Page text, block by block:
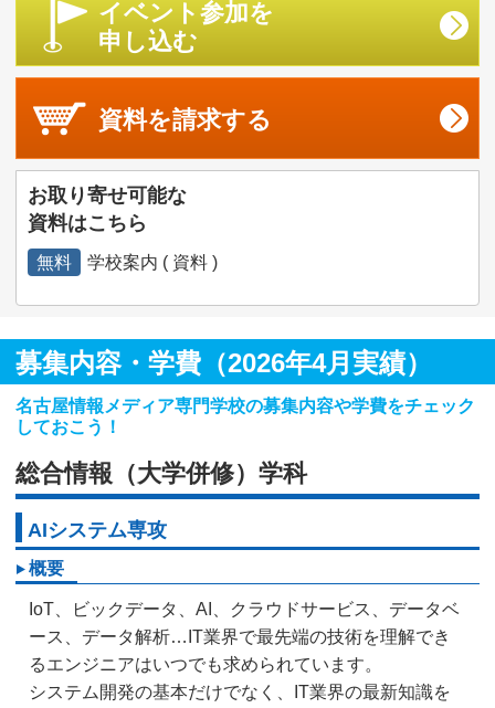
イベント参加を
申し込む
資料を請求する
お取り寄せ可能な
資料はこちら
無料 学校案内 ( 資料 )
募集内容・学費（2026年4月実績）
名古屋情報メディア専門学校の募集内容や学費をチェック
しておこう！
総合情報（大学併修）学科
AIシステム専攻
概要
IoT、ビックデータ、AI、クラウドサービス、データベ
ース、データ解析…IT業界で最先端の技術を理解でき
るエンジニアはいつでも求められています。
システム開発の基本だけでなく、IT業界の最新知識を